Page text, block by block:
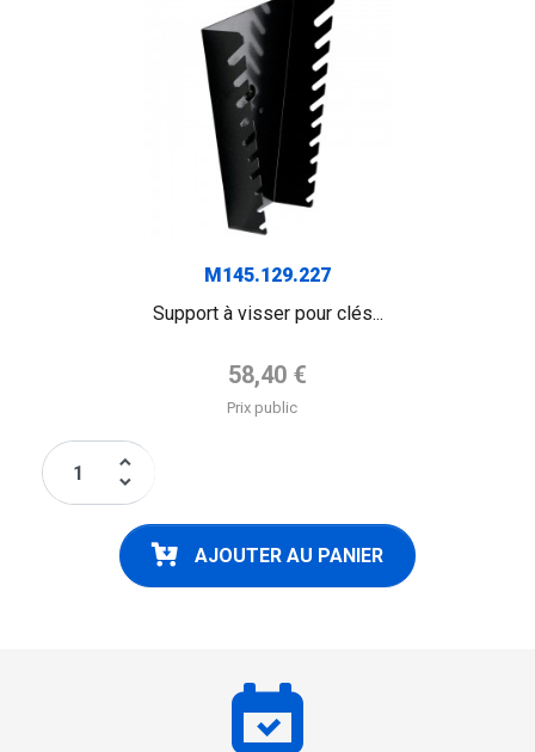
M145.129.227
Support à visser pour clés...
Prix de base
58,40 €
Prix public
keyboard_arrow_up
keyboard_arrow_down
AJOUTER AU PANIER